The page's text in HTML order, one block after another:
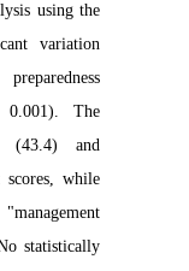
using the
variation
0.001). The
(43.4) and
scores, while
statistically